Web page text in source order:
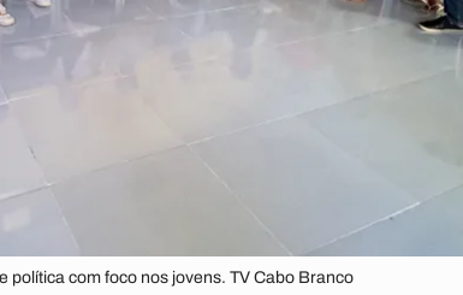
com foco nos jovens. TV Cabo Branco